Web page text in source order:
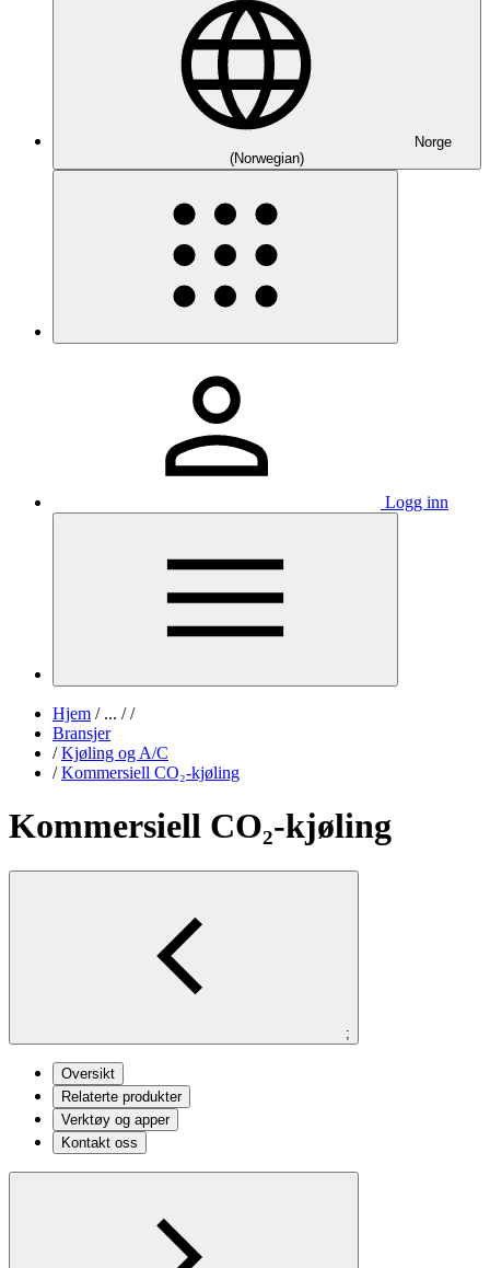
Norge
(Norwegian)
Logg inn
Hjem /... / /
Bransjer
/ Kjøling og A/C
/ Kommersiell CO₂-kjøling
Kommersiell CO₂-kjøling
;
Oversikt
Relaterte produkter
Verktøy og apper
Kontakt oss